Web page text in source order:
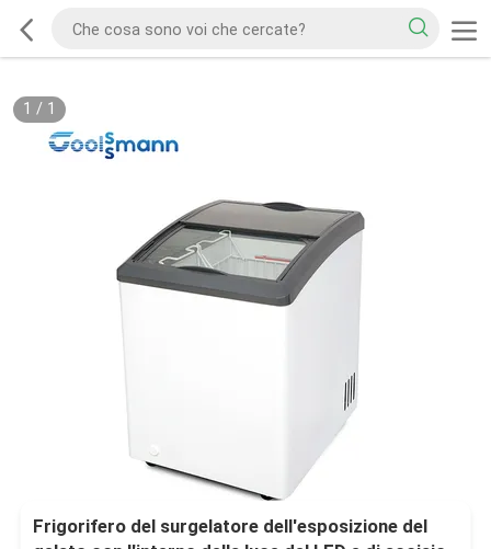
1 / 1
Frigorifero del surgelatore dell'esposizione del